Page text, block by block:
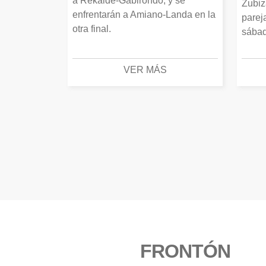
enfrentarán a Amiano-Landa en la
otra final.
VER MÁS
FRONTÓN